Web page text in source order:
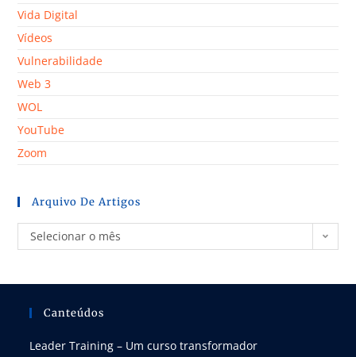
Vida Digital
Vídeos
Vulnerabilidade
Web 3
WOL
YouTube
Zoom
Arquivo De Artigos
Selecionar o mês
Canteúdos
Leader Training – Um curso transformador